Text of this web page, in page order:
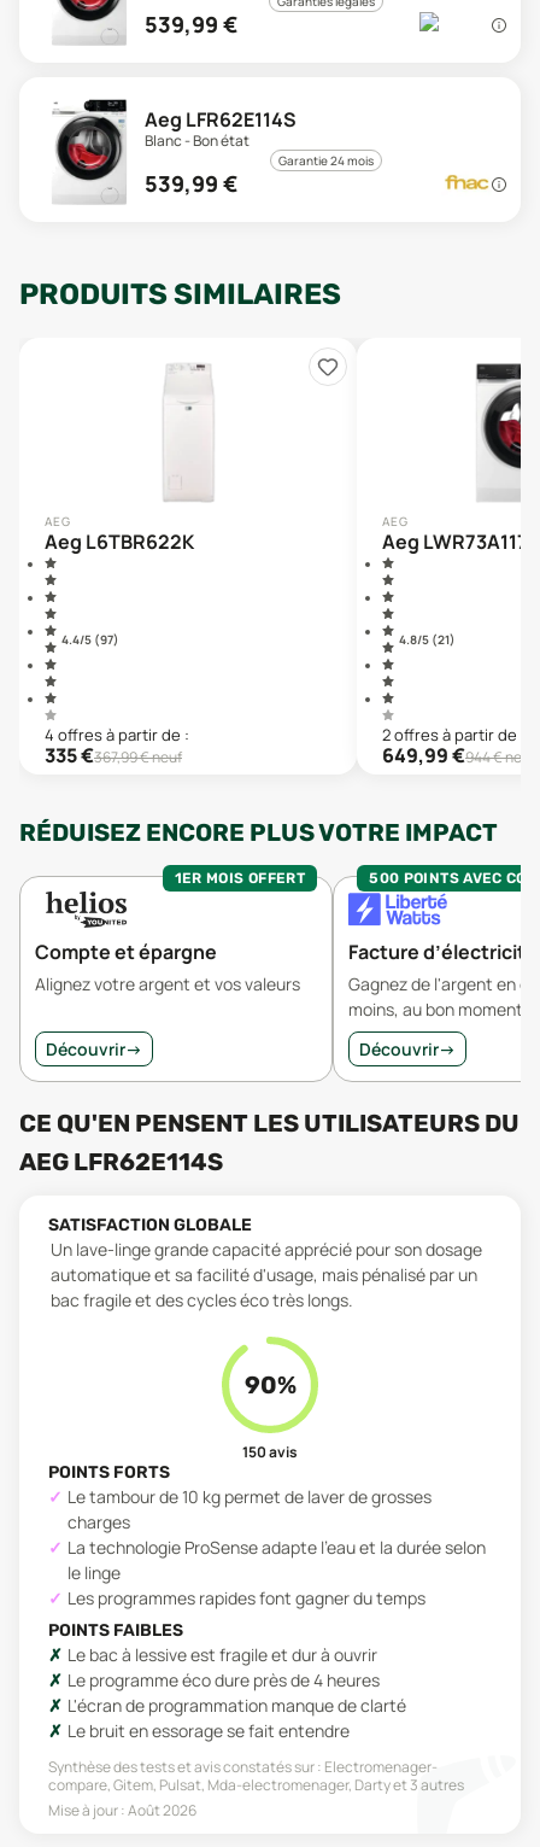
539,99 €
Aeg LFR62E114S
Blanc - Bon état
Garantie 24 mois
539,99 €
PRODUITS SIMILAIRES
AEG
Aeg L6TBR622K
4.4/5 (97)
4 offresà partir de :
335€367,99€ neuf
AEG
Aeg
4.8/5 (21)
2offresà partir de :
649,99€944€ neuf
RÉDUISEZ ENCORE PLUS VOTRE IMPACT
1ER MOIS OFFERT
Compte et épargne
Alignez votre argent et vos valeurs
Découvrir→
500 POINTS AVEC
Facture d’électricité
Gagnez de l'argent en
moins, au bon moment.
Découvrir→
CE QU'EN PENSENT LES UTILISATEURS DU
AEG LFR62E114S
SATISFACTION GLOBALE
Un lave-linge grande capacité apprécié pour son dosage
automatique et sa facilité d'usage, mais pénalisé par un
bac fragile et des cycles éco très longs.
90%
150avis
POINTS FORTS
Le tambour de 10 kg permet de laver de grosses
charges
La technologie ProSense adapte l'eau et la durée selon
le linge
Les programmes rapides font gagner du temps
POINTS FAIBLES
Le bac à lessive est fragile et dur à ouvrir
Le programme éco dure près de 4 heures
L'écran de programmation manque de clarté
Le bruit en essorage se fait entendre
Synthèse des tests et avis constatés sur : Electromenager-
compare, Gitem, Pulsat, Mda-electromenager, Dartyet 3 autres
Mise à jour :Août 2026